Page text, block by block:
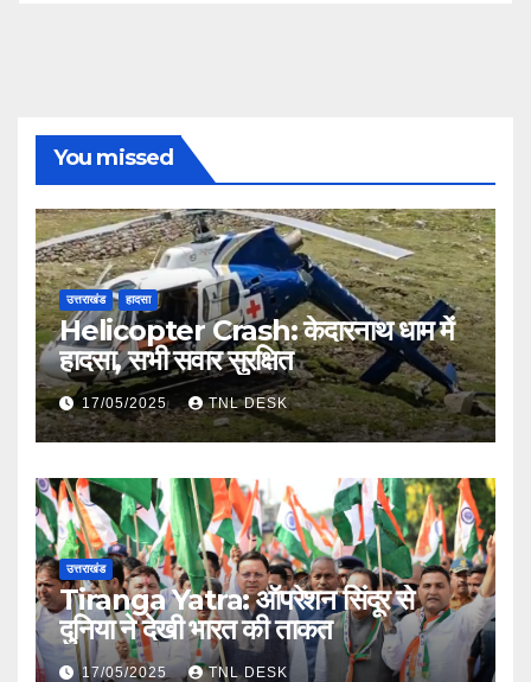
You missed
उत्तराखंड हादसा
Helicopter Crash: केदारनाथ धाम में
हादसा, सभी सवार सुरक्षित
17/05/2025 TNL DESK
उत्तराखंड
Tiranga Yatra: ऑपरेशन सिंदूर से
दुनिया ने देखी भारत की ताकत
17/05/2025 TNL DESK